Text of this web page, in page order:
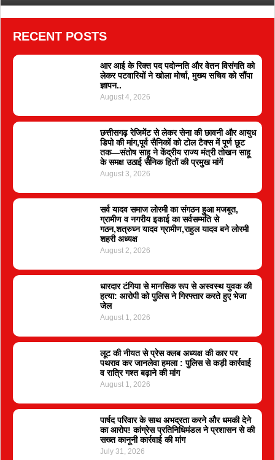
RECENT POSTS
आर आई के रिक्त पद पदोन्नति और वेतन विसंगति को
लेकर पटवारियों ने खोला मोर्चा, मुख्य सचिव को सौंपा
ज्ञापन..
August 4, 2026
छत्तीसगढ़ रेजिमेंट से लेकर सेना की छावनी और आयुध
डिपो की मांग,पूर्व सैनिकों को टोल टैक्स में पूर्ण छूट
तक—संतोष साहू ने केंद्रीय राज्य मंत्री तोखन साहू
के समक्ष उठाई सैनिक हितों की प्रमुख मांगें
August 3, 2026
सर्व यादव समाज लोरमी का संगठन हुआ मजबूत,
ग्रामीण व नगरीय इकाई का सर्वसम्मति से
गठन,शत्रुघ्न यादव ग्रामीण,राहुल यादव बने लोरमी
शहरी अध्यक्ष
August 2, 2026
धारदार टंगिया से मानसिक रूप से अस्वस्थ युवक की
हत्या: आरोपी को पुलिस ने गिरफ्तार करते हुए भेजा
जेल
August 1, 2026
लूट की नीयत से प्रेस क्लब अध्यक्ष की कार पर
पथराव कर जानलेवा हमला : पुलिस से कड़ी कार्रवाई
व रात्रि गश्त बढ़ाने की मांग
August 1, 2026
पार्षद परिवार के साथ अभद्रता करने और धमकी देने
का आरोप! कांग्रेस प्रतिनिधिमंडल ने प्रशासन से की
सख्त कानूनी कार्रवाई की मांग
July 31, 2026